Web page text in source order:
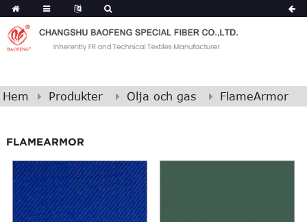
Hem Produkter Olja och gas FlameArmor
FLAMEARMOR